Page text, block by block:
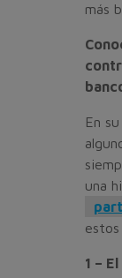
más
En
una
estos
1 –